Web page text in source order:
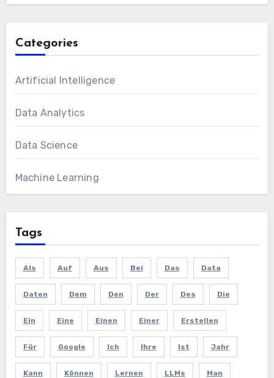
Categories
Artificial Intelligence
Data Analytics
Data Science
Machine Learning
Tags
Als Auf Aus Bei Das Data
Daten Dem Den Der Des Die
Ein Eine Einen Einer Erstellen
Für Google Ich Ihre Ist Jahr
Kann Können Lernen LLMs Man